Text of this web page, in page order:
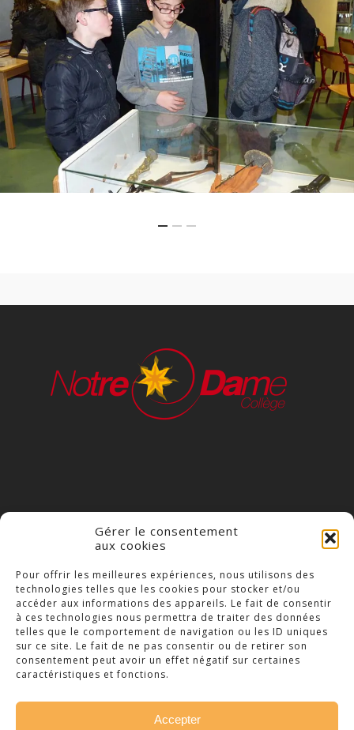
Gérer le consentement
aux cookies
Pour offrir les meilleures expériences, nous utilisons des
technologies telles que les cookies pour stocker et/ou
accéder aux informations des appareils. Le fait de consentir
à ces technologies nous permettra de traiter des données
telles que le comportement de navigation ou les ID uniques
sur ce site. Le fait de ne pas consentir ou de retirer son
consentement peut avoir un effet négatif sur certaines
caractéristiques et fonctions.
Accepter
COLLÈGE NOTRE DAME
23 Place Saint-Jean,
79300 Bressuire
Téléphone : 05 49 74 46 20